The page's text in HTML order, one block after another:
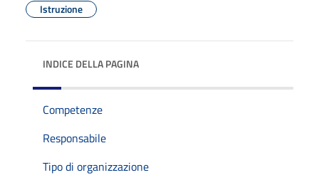
Istruzione
INDICE DELLA PAGINA
Competenze
Responsabile
Tipo di organizzazione